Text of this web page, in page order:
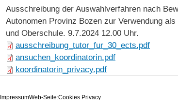
Ausschreibung der Auswahlverfahren nach
Autonomen Provinz Bozen zur Verwendung
und Oberschule. 9.7.2024 12.00 Uhr.
ausschreibung_tutor_fur_30_ects.pdf
ansuchen_koordinatorin.pdf
koordinatorin_privacy.pdf
ImpressumWeb-Seite:Cookies Privacy GBW / FLC -